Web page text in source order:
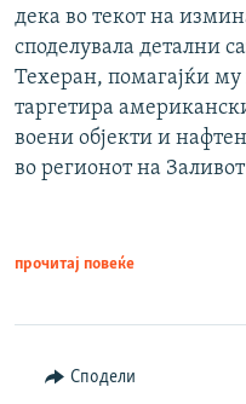
дека во текот на
споделувала детални
Техеран, помагајќи
таргетира
воени објекти и
во регионот на
прочитај повеќе
Сподели